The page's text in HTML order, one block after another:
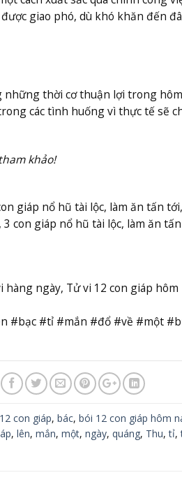
giao phó, dù khó khăn đến
thời cơ thuận lợi trong
các tình huống vì thực tế sẽ
khảo!
giáp nổ hũ tài lộc, làm ăn tấn
con giáp nổ hũ tài lộc, làm ăn
ngày, Tử vi 12 con giáp
#bạc #tỉ #mắn #đổ #về #một
12 con giáp, bác, bói 12 con giáp hôm
, lên, mắn, một, ngày, quáng, Thu,tỉ,